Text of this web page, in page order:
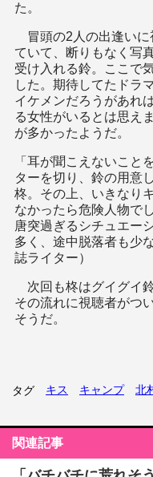
た。
冒頭の2人の出逢いに
ていて、断りもなく写
受け入れる鈴。ここで
した。期待してたドラ
イケメンだろうがあれ
る女性がいるとは思え
が多かったようだ。
「耳が聞こえないこと
ターを切り、鈴の用意
柊。その上、いきなり
なかったら危険人物で
唐突過ぎるシチュエー
多く、途中脱落者も少
誌ライター）
次回も柊はグイグイ
その流れに視聴者がつ
そうだ。
タグ キス キャンプ 北
関連記事